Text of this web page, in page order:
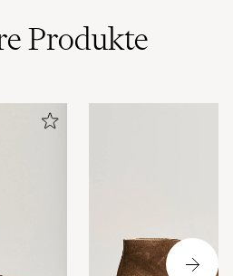
Produkte